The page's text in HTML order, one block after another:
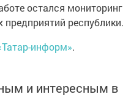
остался мониторинг
республики.
информ».
и интересным в